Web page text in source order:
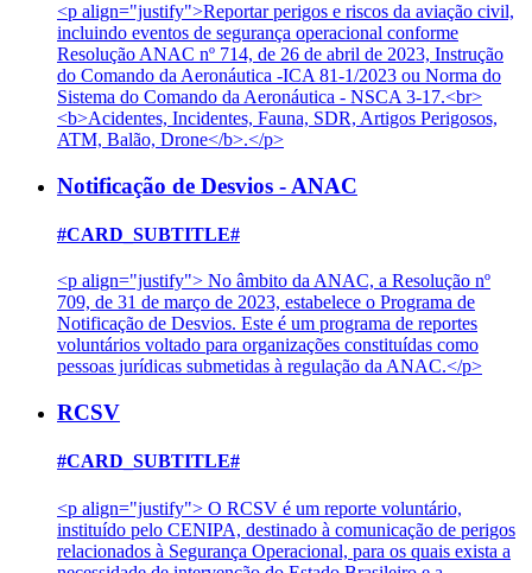
<p align="justify">Reportar perigos e riscos da aviação civil,
incluindo eventos de segurança operacional conforme
Resolução ANAC nº 714, de 26 de abril de 2023, Instrução
do Comando da Aeronáutica -ICA 81-1/2023 ou Norma do
Sistema do Comando da Aeronáutica - NSCA 3-17.<br>
<b>Acidentes, Incidentes, Fauna, SDR, Artigos Perigosos,
ATM, Balão, Drone</b>.</p>
Notificação de Desvios - ANAC
#CARD_SUBTITLE#
<p align="justify"> No âmbito da ANAC, a Resolução nº
709, de 31 de março de 2023, estabelece o Programa de
Notificação de Desvios. Este é um programa de reportes
voluntários voltado para organizações constituídas como
pessoas jurídicas submetidas à regulação da ANAC.</p>
RCSV
#CARD_SUBTITLE#
<p align="justify"> O RCSV é um reporte voluntário,
instituído pelo CENIPA, destinado à comunicação de perigos
relacionados à Segurança Operacional, para os quais exista a